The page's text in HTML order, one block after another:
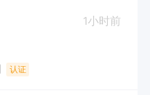
1小时前
认证